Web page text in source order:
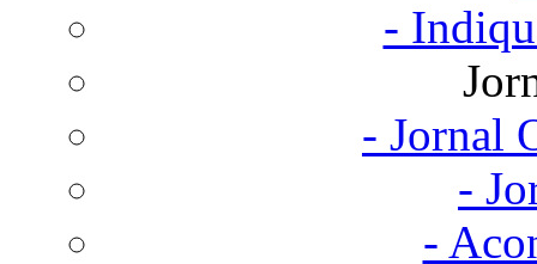
-
- Jornal
-
-